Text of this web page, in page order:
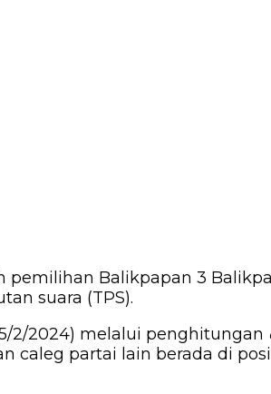
pemilihan Balikpapan 3
suara (TPS).
2/2024) melalui penghitungan
caleg partai lain berada di